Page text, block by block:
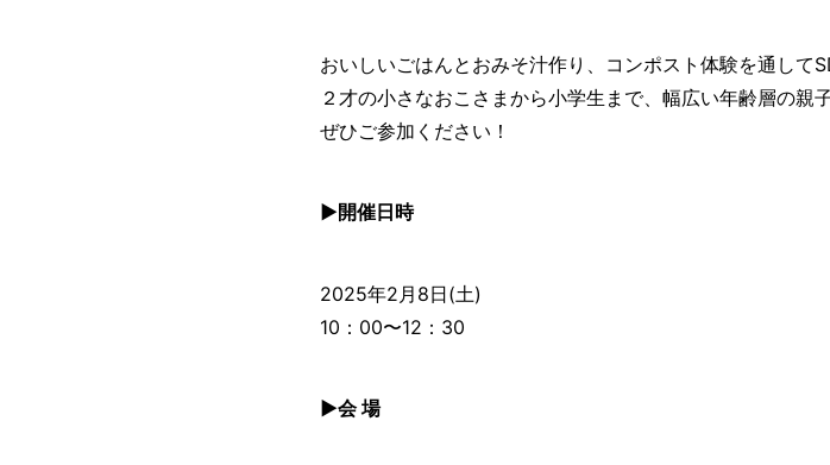
おいしいごはんとおみそ汁作り、コンポスト体験を通して
２才の小さなおこさまから小学生まで、幅広い年齢層の親
ぜひご参加ください！
▶︎開催日時
2025年2月8日(土)
10：00〜12：30
▶︎会 場